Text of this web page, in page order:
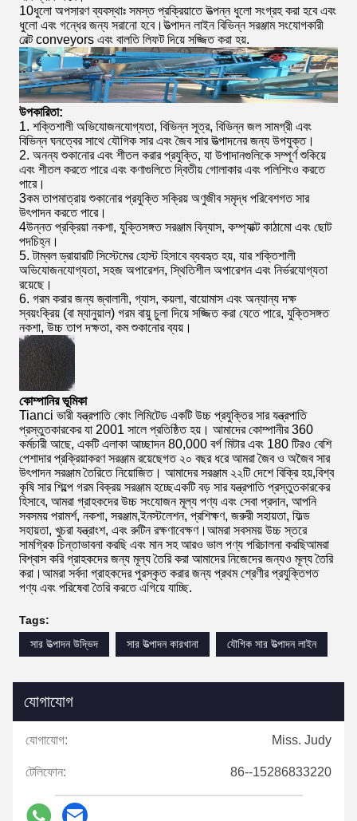
10ধুলো অপসারণ ব্যবস্থাঃ সমস্ত প্রক্রিয়াতে উত্পন্ন ধুলো সংগ্রহ করা হবে এবং
ধুলো এবং গন্ধের জন্য সরানো হবে।উত্পাদন লাইন বিভিন্ন সরঞ্জাম সংযোগকারী
বেল্ট conveyors এবং বালতি লিফট দিয়ে সজ্জিত করা হয়.
উপকারিতা:
1. শক্তিশালী অভিযোজনযোগ্যতা, বিভিন্ন সূত্র, বিভিন্ন জল সামগ্রী এবং
বিভিন্ন ঘনত্বের সাথে যৌগিক সার এবং জৈব সার উত্পাদনের জন্য উপযুক্ত।
2. অনন্য শুকানোর এবং শীতল করার প্রযুক্তি, যা উপাদানগুলিকে সম্পূর্ণ শুকিয়ে
এবং শীতল করতে পারে এবং কণাগুলিতে দ্বিতীয় গোলাকার এবং পলিশিংও করতে
পারে।
3কম তাপমাত্রায় শুকানোর প্রযুক্তি সক্রিয় অণুজীব সমৃদ্ধ পরিবেশগত সার
উৎপাদন করতে পারে।
4উন্নত প্রক্রিয়া নকশা, যুক্তিসঙ্গত সরঞ্জাম বিন্যাস, কম্প্যাক্ট কাঠামো এবং ছোট
পদচিহ্ন।
5. টাম্বল ড্রায়ারটি সিস্টেমের হোস্ট হিসাবে ব্যবহৃত হয়, যার শক্তিশালী
অভিযোজনযোগ্যতা, সহজ অপারেশন, স্থিতিশীল অপারেশন এবং নির্ভরযোগ্যতা
রয়েছে।
6. গরম করার জন্য জ্বালানী, গ্যাস, কয়লা, বায়োমাস এবং অন্যান্য দক্ষ
স্বয়ংক্রিয় (বা ম্যানুয়াল) গরম বায়ু চুলা দিয়ে সজ্জিত করা যেতে পারে, যুক্তিসঙ্গত
নকশা, উচ্চ তাপ দক্ষতা, কম শুকানোর ব্যয়।
কোম্পানির ভূমিকা
Tianci ভারী যন্ত্রপাতি কোং লিমিটেড একটি উচ্চ প্রযুক্তির সার যন্ত্রপাতি
প্রস্তুতকারকের যা 2001 সালে প্রতিষ্ঠিত হয়। আমাদের কোম্পানীর 360
কর্মচারী আছে, একটি এলাকা আচ্ছাদন 80,000 বর্গ মিটার এবং 180 টিরও বেশি
পেশাদার প্রক্রিয়াকরণ সরঞ্জাম রয়েছেগত ২০ বছর ধরে আমরা জৈব ও অজৈব সার
উৎপাদন সরঞ্জাম তৈরিতে নিয়োজিত। আমাদের সরঞ্জাম ২২টি দেশে বিক্রি হয়,বিশ্ব
কৃষি সার শিল্পে গরম বিক্রয় সরঞ্জাম হচ্ছেএকটি বড় সার যন্ত্রপাতি প্রস্তুতকারকের
হিসাবে, আমরা গ্রাহকদের উচ্চ সংযোজন মূল্য পণ্য এবং সেবা প্রদান, আপনি
সবসময় পরামর্শ, নকশা, সরঞ্জাম,ইনস্টলেশন, প্রশিক্ষণ, জরুরী সহায়তা, ফিল্ড
সহায়তা, খুচরা যন্ত্রাংশ, এবং রুটিন রক্ষণাবেক্ষণ।আমরা সবসময় উচ্চ স্তরে
সামগ্রিক চিন্তাভাবনা করছি এবং মান সহ আরও ভাল পণ্য পরিচালনা করছিআমরা
বিশ্বাস করি গ্রাহকদের জন্য মূল্য তৈরি করা আমাদের নিজেদের জন্যও মূল্য তৈরি
করা।আমরা সর্বদা গ্রাহকদের পুরস্কৃত করার জন্য প্রথম শ্রেণীর প্রযুক্তিগত
পণ্য এবং পরিষেবা তৈরি করতে এগিয়ে যাচ্ছি.
Tags:
সার উত্পাদন উদ্ভিদ
সার উত্পাদন কারখানা যৌগিক সার উত্পাদন লাইন
যোগাযোগ
যোগাযোগ: Miss. Judy
টেলিফোন: 86--15286833220